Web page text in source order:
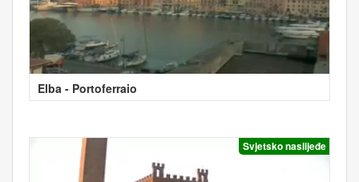
Elba - Portoferraio
Svjetsko naslijeđe